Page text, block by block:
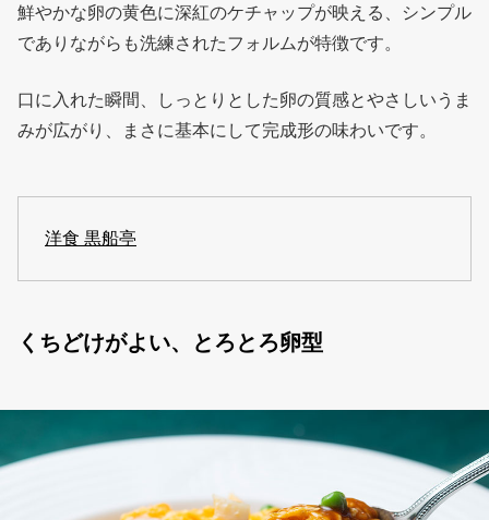
鮮やかな卵の黄色に深紅のケチャップが映える、シンプル
でありながらも洗練されたフォルムが特徴です。
口に入れた瞬間、しっとりとした卵の質感とやさしいうま
みが広がり、まさに基本にして完成形の味わいです。
洋食 黒船亭
くちどけがよい、とろとろ卵型